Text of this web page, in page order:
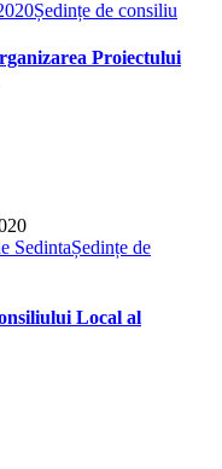
Ședințe de consiliu
Proiectului
SedintaȘedințe de
Local al